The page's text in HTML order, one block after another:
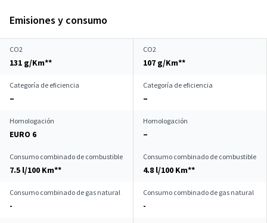
Emisiones y consumo
CO2
131 g/Km**
CO2
107 g/Km**
Categoría de eficiencia
–
Categoría de eficiencia
–
Homologación
EURO 6
Homologación
–
Consumo combinado de combustible
7.5 l/100 Km**
Consumo combinado de combustible
4.8 l/100 Km**
Consumo combinado de gas natural
-
Consumo combinado de gas natural
-